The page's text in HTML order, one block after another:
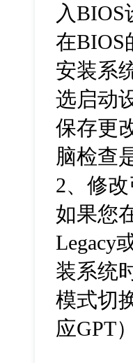
入BIOS
在BIOS
安装系
选启动
保存更
脑检查
2、修改
如果您
Legacy
装系统
模式切
应GPT